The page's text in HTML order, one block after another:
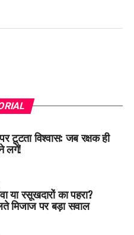
टूटता विश्वास: जब रक्षक ही
लगें!
या रसूखदारों का पहरा?
मिजाज पर बड़ा सवाल